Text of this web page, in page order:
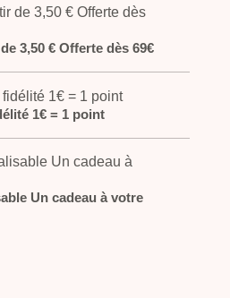
3,50 € Offerte dès 69€
1€ = 1 point
Un cadeau à votre